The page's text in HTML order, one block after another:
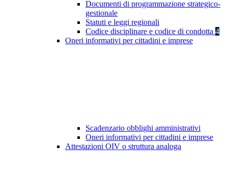
Documenti di programmazione strategico-
gestionale
Statuti e leggi regionali
Codice disciplinare e codice di condotta 4
Oneri informativi per cittadini e imprese
Scadenzario obblighi amministrativi
Oneri informativi per cittadini e imprese
Attestazioni OIV o struttura analoga